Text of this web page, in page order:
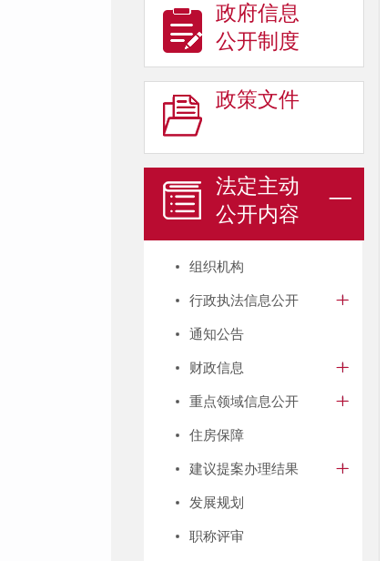
政府信息
公开制度
政策文件
法定主动
公开内容
组织机构
行政执法信息公开
通知公告
财政信息
重点领域信息公开
住房保障
建议提案办理结果
发展规划
职称评审